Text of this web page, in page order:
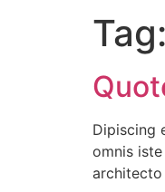
Tag:
Dipiscing
omnis